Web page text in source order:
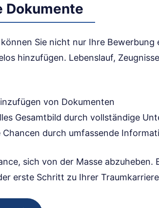
Dokumente
Sie nicht nur Ihre Bewerbung
hinzufügen. Lebenslauf,
von Dokumenten
Gesamtbild durch vollständige
Chancen durch umfassende
sich von der Masse abzuheben.
erste Schritt zu Ihrer